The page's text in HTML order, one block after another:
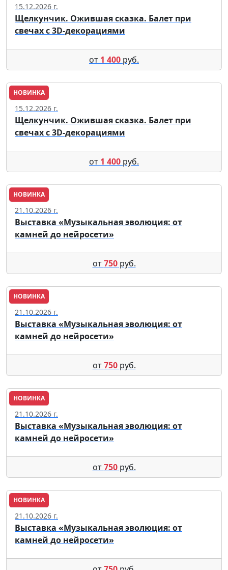
15.12.2026 г.
Щелкунчик. Ожившая сказка. Балет при
свечах с 3D-декорациями
от 1 400 руб.
НОВИНКА
Пенза
15.12.2026 г.
Щелкунчик. Ожившая сказка. Балет при
свечах с 3D-декорациями
от 1 400 руб.
НОВИНКА
Москва
21.10.2026 г.
Выставка «Музыкальная эволюция: от
камней до нейросети»
от750руб.
НОВИНКА
Москва
21.10.2026 г.
Выставка «Музыкальная эволюция: от
камней до нейросети»
от750руб.
НОВИНКА
Москва
21.10.2026 г.
Выставка «Музыкальная эволюция: от
камней до нейросети»
от750руб.
НОВИНКА
Москва
21.10.2026 г.
Выставка «Музыкальная эволюция: от
камней до нейросети»